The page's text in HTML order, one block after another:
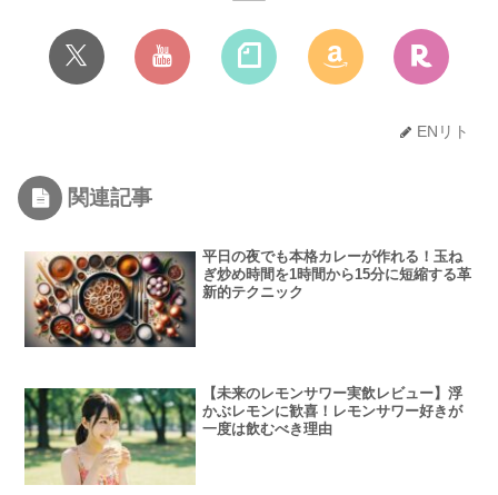
ENリト
関連記事
平日の夜でも本格カレーが作れる！玉ね
ぎ炒め時間を1時間から15分に短縮する革
新的テクニック
【未来のレモンサワー実飲レビュー】浮
かぶレモンに歓喜！レモンサワー好きが
一度は飲むべき理由